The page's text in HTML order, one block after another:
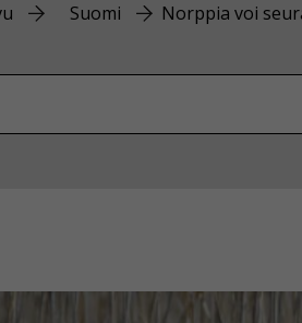
Suomi Norppia voi